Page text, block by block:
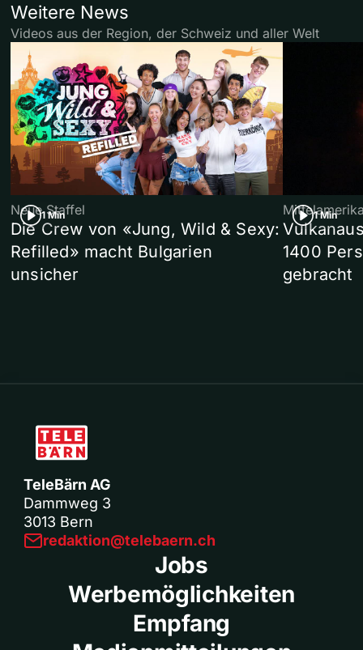
Weitere News
Videos aus der Region, der Schweiz und aller Welt
1 Min
Neue Staffel
Die Crew von «Jung, Wild & Sexy:
Refilled» macht Bulgarien
unsicher
1 Min
1400
gebracht
TeleBärn AG
Dammweg 3
3013 Bern
redaktion@telebaern.ch
Jobs
Werbemöglichkeiten
Empfang